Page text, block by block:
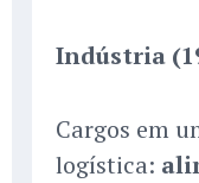
Indústria
Cargos em
logística: